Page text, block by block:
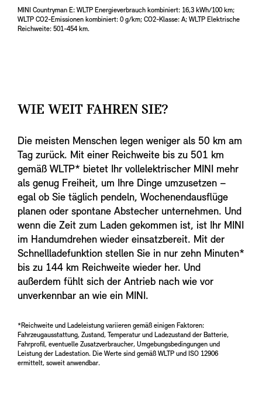
MINI Countryman E: WLTP Energieverbrauch kombiniert: 16,3 kWh/100 km;
WLTP CO2-Emissionen kombiniert: 0 g/km; CO2-Klasse: A; WLTP Elektrische
Reichweite: 501-454 km.
WIE WEIT FAHREN SIE?
Die meisten Menschen legen weniger als 50 km am
Tag zurück. Mit einer Reichweite bis zu 501 km
gemäß WLTP* bietet Ihr vollelektrischer MINI mehr
als genug Freiheit, um Ihre Dinge umzusetzen –
egal ob Sie täglich pendeln, Wochenendausflüge
planen oder spontane Abstecher unternehmen. Und
wenn die Zeit zum Laden gekommen ist, ist Ihr MINI
im Handumdrehen wieder einsatzbereit. Mit der
Schnellladefunktion stellen Sie in nur zehn Minuten*
bis zu 144 km Reichweite wieder her. Und
außerdem fühlt sich der Antrieb nach wie vor
unverkennbar an wie ein MINI.
*Reichweite und Ladeleistung variieren gemäß einigen Faktoren:
Fahrzeugausstattung, Zustand, Temperatur und Ladezustand der Batterie,
Fahrprofil, eventuelle Zusatzverbraucher, Umgebungsbedingungen und
Leistung der Ladestation. Die Werte sind gemäß WLTP und ISO 12906
ermittelt, soweit anwendbar.